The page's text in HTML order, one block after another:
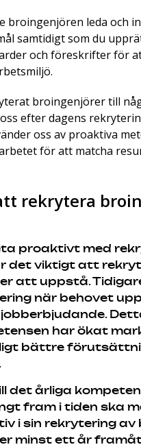
broingenjören leda och
samtidigt som du
och föreskrifter för
broingenjörer till
efter dagens
oss av proaktiva
för att matcha
rekrytera
proaktivt med
det viktigt att
att uppstå.
när behovet
har ökat
bättre
det årliga
fram i tiden ska
i sin rekrytering
minst ett år